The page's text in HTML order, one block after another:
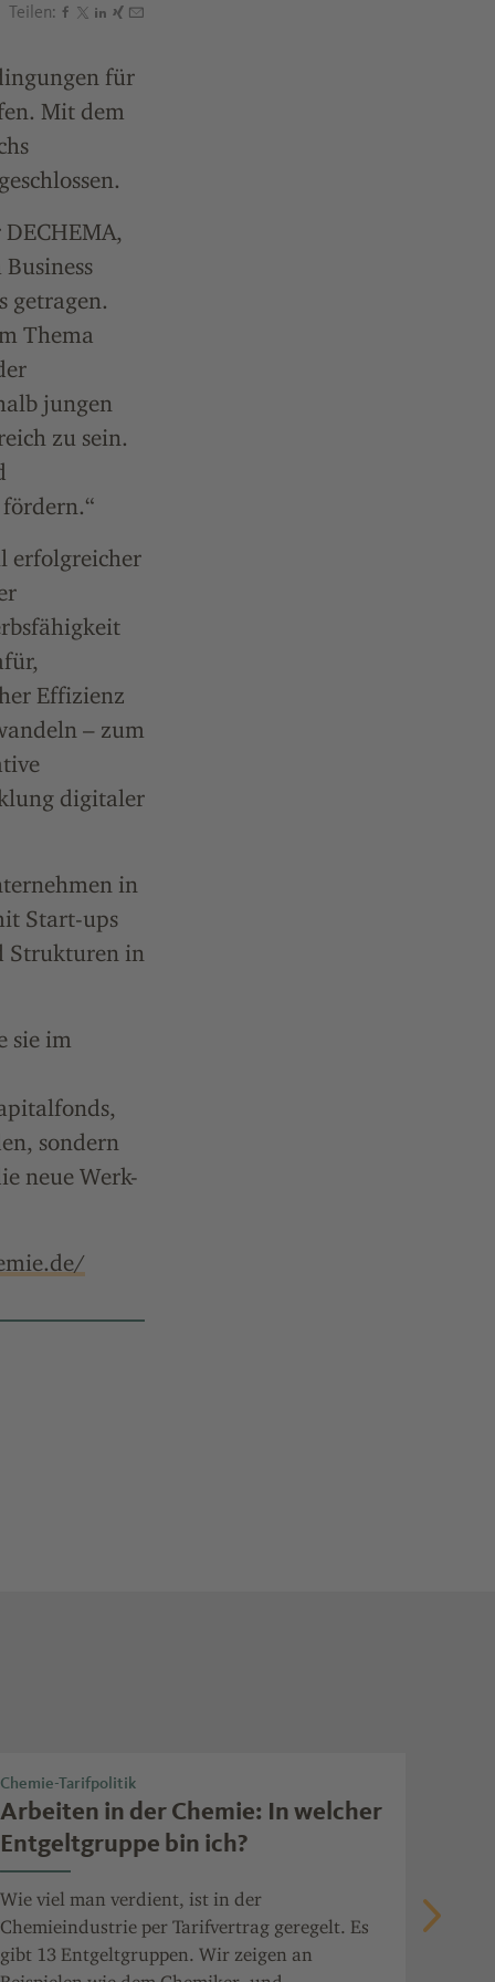
Teilen: Den Beitrag "Forum „Startup Chemie" gegründet"
Den Beitrag "Forum „Startup Chemie" gegründet"
Den Beitrag "Forum „Startup Chemie" gegründet"
Den Beitrag "Forum „Startup Chemie"
Den Beitrag "Forum „Startup Chemie"
für
Mit dem
getragen.
Thema
jungen
zu sein.
erfolgreicher
Effizienz
– zum
digitaler
in
Start-ups
Strukturen in
sie im
sondern
neue Werk-
Chemie-Tarifpolitik
Arbeiten in der Chemie: In welcher
Entgeltgruppe bin ich?
Wie viel man verdient, ist in der
Chemieindustrie per Tarifvertrag geregelt. Es
gibt 13 Entgeltgruppen. Wir zeigen an